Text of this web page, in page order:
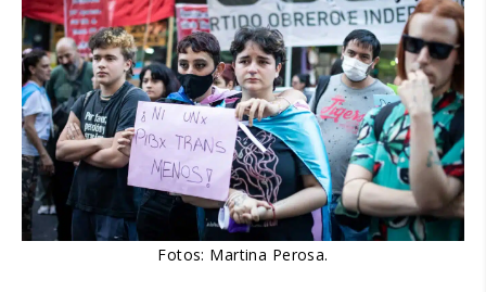
Fotos: Martina Perosa.